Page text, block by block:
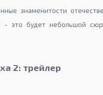
знаменитости
это будет небольшой
2: трейлер